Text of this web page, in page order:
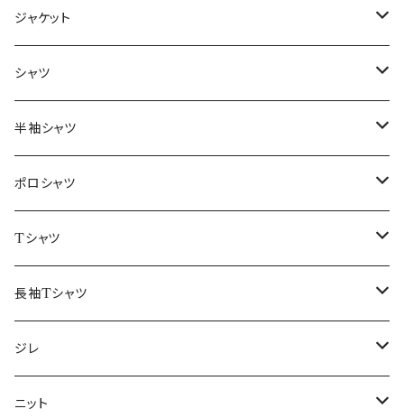
ジャケット
～44/S
46/M
48/L
50/XL～
シャツ
～44/S
46/M
48/L
50/XL～
半袖シャツ
～44/S
46/M
48/L
50/XL～
ポロシャツ
～44/S
46/M
48/L
50/XL～
Tシャツ
～44/S
46/M
48/L
長袖Tシャツ
～44/S
46/M
ジレ
～44/S
ニット